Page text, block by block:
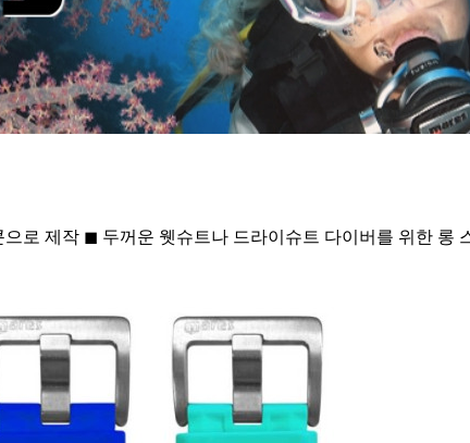
로 제작 ◼ 두꺼운 웻슈트나 드라이슈트 다이버를 위한 롱